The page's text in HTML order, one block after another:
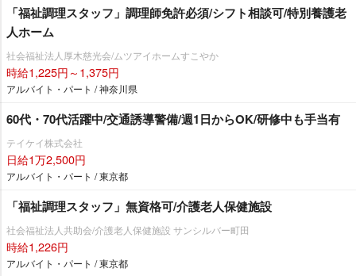
「福祉調理スタッフ」調理師免許必須/シフト相談可/特別養護老
人ホーム
社会福祉法人厚木慈光会/ムツアイホームすこやか
時給1,225円～1,375円
アルバイト・パート / 神奈川県
60代・70代活躍中/交通誘導警備/週1日からOK/研修中も手当有
テイケイ株式会社
日給1万2,500円
アルバイト・パート / 東京都
「福祉調理スタッフ」無資格可/介護老人保健施設
社会福祉法人共助会/介護老人保健施設 サンシルバー町田
時給1,226円
アルバイト・パート / 東京都